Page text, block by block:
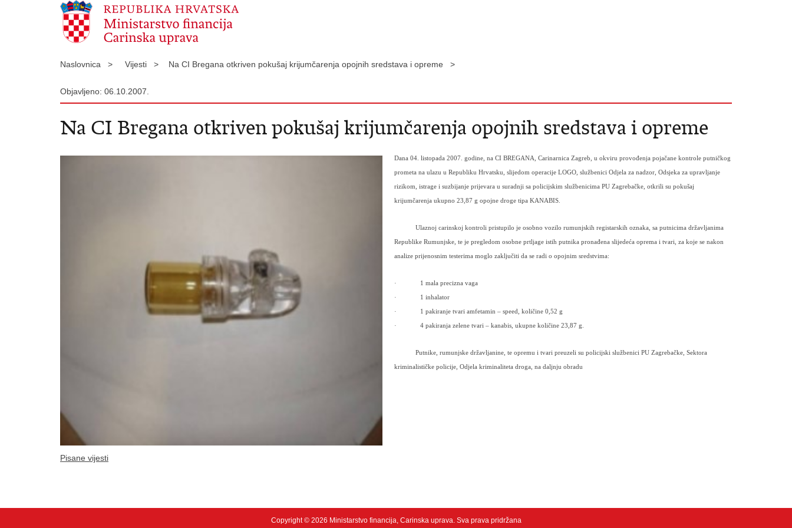
Naslovnica > Vijesti > Na CI Bregana otkriven pokušaj krijumčarenja opojnih sredstava i opreme >
Objavljeno: 06.10.2007.
Na CI Bregana otkriven pokušaj krijumčarenja opojnih sredstava i opreme
Dana 04. listopada 2007. godine, na CI BREGANA,Carinarnica Zagreb, u okviru provođenja pojačane kontrole putničkog
prometa na ulazu u Republiku Hrvatsku, slijedom operacije LOGO, službenici Odjela za nadzor, Odsjeka za upravljanje
rizikom, istrage i suzbijanje prijevara u suradnji sa policijskim službenicima PU Zagrebačke, otkrili su pokušaj
krijumčarenja ukupno23,87 g opojne droge tipa KANABIS.
Ulaznoj carinskoj kontroli pristupilo je osobno vozilo rumunjskih registarskih oznaka, sa putnicima državljanima
Republike Rumunjske, te je pregledom osobne prtljage istih putnika pronađena slijedeća oprema i tvari, za koje se nakon
analize prijenosnim testerima moglo zaključiti da se radi o opojnim sredstvima:
· 1 mala precizna vaga
· 1 inhalator
· 1 pakiranje tvari amfetamin – speed, količine 0,52 g
· 4 pakiranja zelene tvari – kanabis, ukupne količine 23,87 g.
Putnike, rumunjske državljanine, te opremu i tvari preuzeli su policijski službenici PU Zagrebačke, Sektora
kriminalističke policije, Odjela kriminaliteta droga, na daljnju obradu
Pisane vijesti
Copyright © 2026 Ministarstvo financija, Carinska uprava. Sva prava pridržana